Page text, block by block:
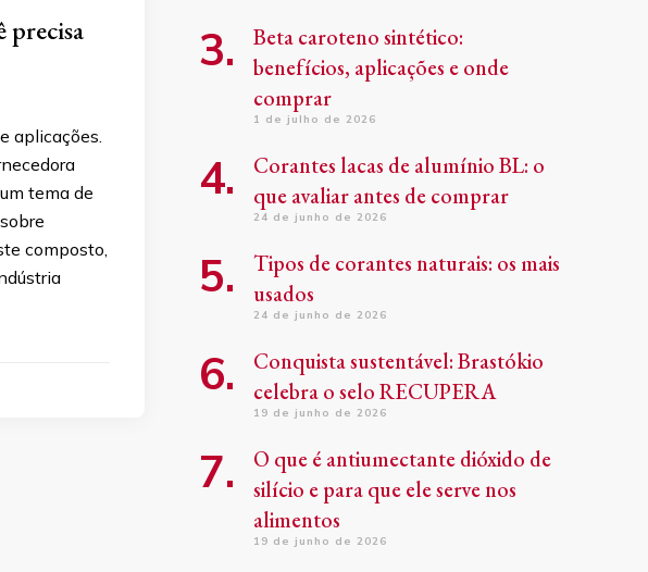
precisa
aplicações.
tema de
composto,
Beta caroteno sintético:
benefícios, aplicações e onde
comprar
1 de julho de 2026
Corantes lacas de alumínio BL: o
que avaliar antes de comprar
24 de junho de 2026
Tipos de corantes naturais: os mais
usados
24 de junho de 2026
Conquista sustentável: Brastókio
celebra o selo RECUPERA
19 de junho de 2026
O que é antiumectante dióxido de
silício e para que ele serve nos
alimentos
19 de junho de 2026